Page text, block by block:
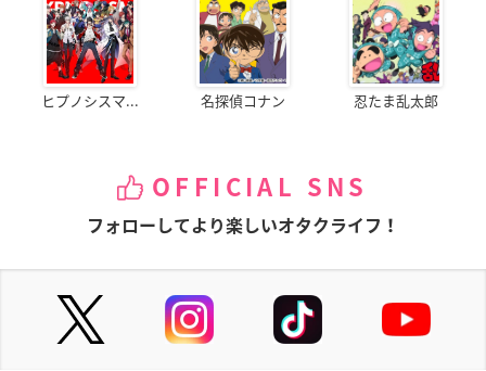
ヒプノシスマ... 名探偵コナン 忍たま乱太郎
OFFICIAL SNS
フォローしてより楽しいオタクライフ！